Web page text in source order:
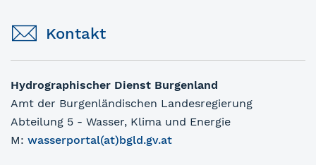
Kontakt
Hydrographischer Dienst Burgenland
Amt der Burgenländischen Landesregierung
Abteilung 5 - Wasser, Klima und Energie
M: wasserportal(at)bgld.gv.at